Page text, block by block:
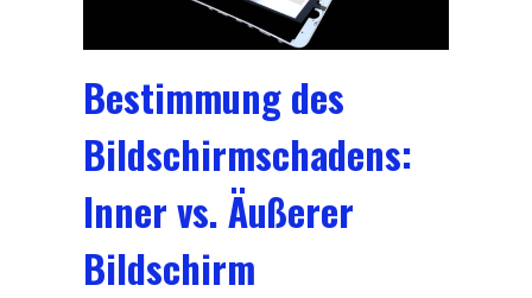
Bestimmung des
Bildschirmschadens:
Inner vs. Äußerer
Bildschirm